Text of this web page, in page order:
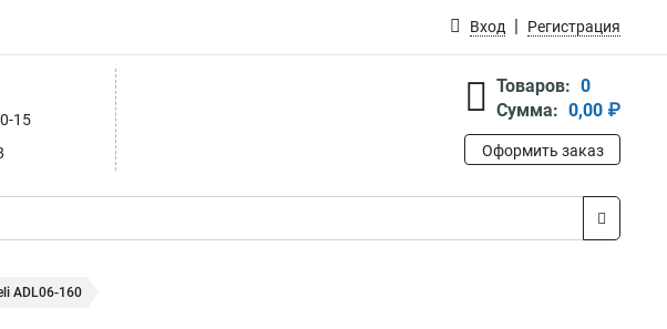
Вход Регистрация
15
Товаров: 0
Сумма: 0,00 ₽
Оформить заказ
ADL06-160